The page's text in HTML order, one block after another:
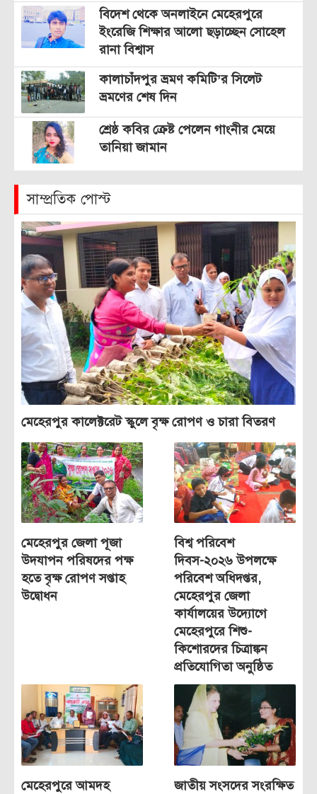
বিদেশ থেকে অনলাইনে মেহেরপুরে
ইংরেজি শিক্ষার আলো ছড়াচ্ছেন সোহেল
রানা বিশ্বাস
কালাচাঁদপুর ভ্রমণ কমিটি’র সিলেট
ভ্রমণের শেষ দিন
শ্রেষ্ঠ কবির ক্রেষ্ট পেলেন গাংনীর মেয়ে
তানিয়া জামান
সাম্প্রতিক পোস্ট
মেহেরপুর কালেক্টরেট স্কুলে বৃক্ষ রোপণ ও চারা বিতরণ
মেহেরপুর জেলা পূজা
উদযাপন পরিষদের পক্ষ
হতে বৃক্ষ রোপণ সপ্তাহ
উদ্বোধন
বিশ্ব পরিবেশ
দিবস-২০২৬ উপলক্ষে
পরিবেশ অধিদপ্তর,
মেহেরপুর জেলা
কার্যালয়ের উদ্যোগে
মেহেরপুরে শিশু-
কিশোরদের চিত্রাঙ্কন
প্রতিযোগিতা অনুষ্ঠিত
মেহেরপুরে আমদহ
জাতীয় সংসদের সংরক্ষিত